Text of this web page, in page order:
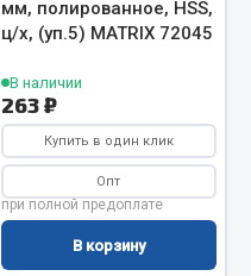
мм, полированное, HSS,
ц/х, (уп.5) MATRIX 72045
В наличии
263 ₽
Купить в один клик
Опт
при полной предоплате
В корзину